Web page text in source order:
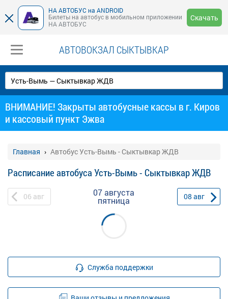
НА АВТОБУС на ANDROID
Билеты на автобус в мобильном приложении
НА АВТОБУС
Скачать
АВТОВОКЗАЛ СЫКТЫВКАР
ВНИМАНИЕ! Закрыты автобусные кассы в г. Киров
и кассовый пункт Эжва
Главная Автобус Усть-Вымь - Сыктывкар ЖДВ
Расписание автобуса Усть-Вымь - Сыктывкар ЖДВ
06 авг 07 августа
пятница 08 авг
Служба поддержки